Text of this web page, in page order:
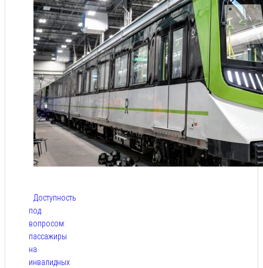
Доступность
под
вопросом:
пассажиры
на
инвалидных